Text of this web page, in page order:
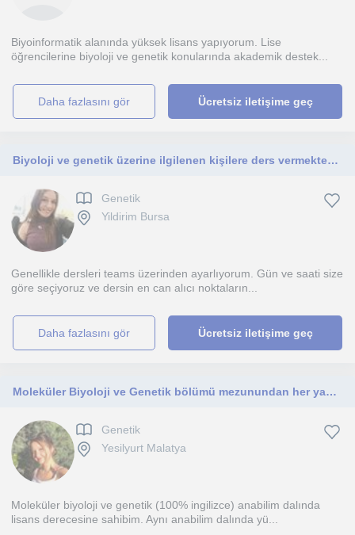
Biyoinformatik alanında yüksek lisans yapıyorum. Lise
öğrencilerine biyoloji ve genetik konularında akademik destek...
daha fazlasını gör Ücretsiz iletişime geç
Biyoloji ve genetik üzerine ilgilenen kişilere ders vermekteyim. Bursada yaşıyorum. Online olarak derslerle ilgileniyorum.
Genetik
Yildirim Bursa
Genellikle dersleri teams üzerinden ayarlıyorum. Gün ve saati size
göre seçiyoruz ve dersin en can alıcı noktaların...
daha fazlasını gör Ücretsiz iletişime geç
Moleküler Biyoloji ve Genetik bölümü mezunundan her yaş öğrenci için Biyoloji özel dersi
Genetik
Yesilyurt Malatya
Moleküler biyoloji ve genetik (100% ingilizce) anabilim dalında
lisans derecesine sahibim. Aynı anabilim dalında yü...